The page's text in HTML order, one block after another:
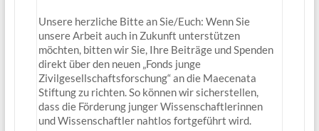
Unsere herzliche Bitte an Sie/Euch: Wenn Sie
unsere Arbeit auch in Zukunft unterstützen
möchten, bitten wir Sie, Ihre Beiträge und Spenden
direkt über den neuen „Fonds junge
Zivilgesellschaftsforschung“ an die Maecenata
Stiftung zu richten. So können wir sicherstellen,
dass die Förderung junger Wissenschaftlerinnen
und Wissenschaftler nahtlos fortgeführt wird.